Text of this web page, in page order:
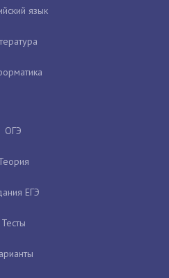
язык
ОГЭ
ЕГЭ
Тесты